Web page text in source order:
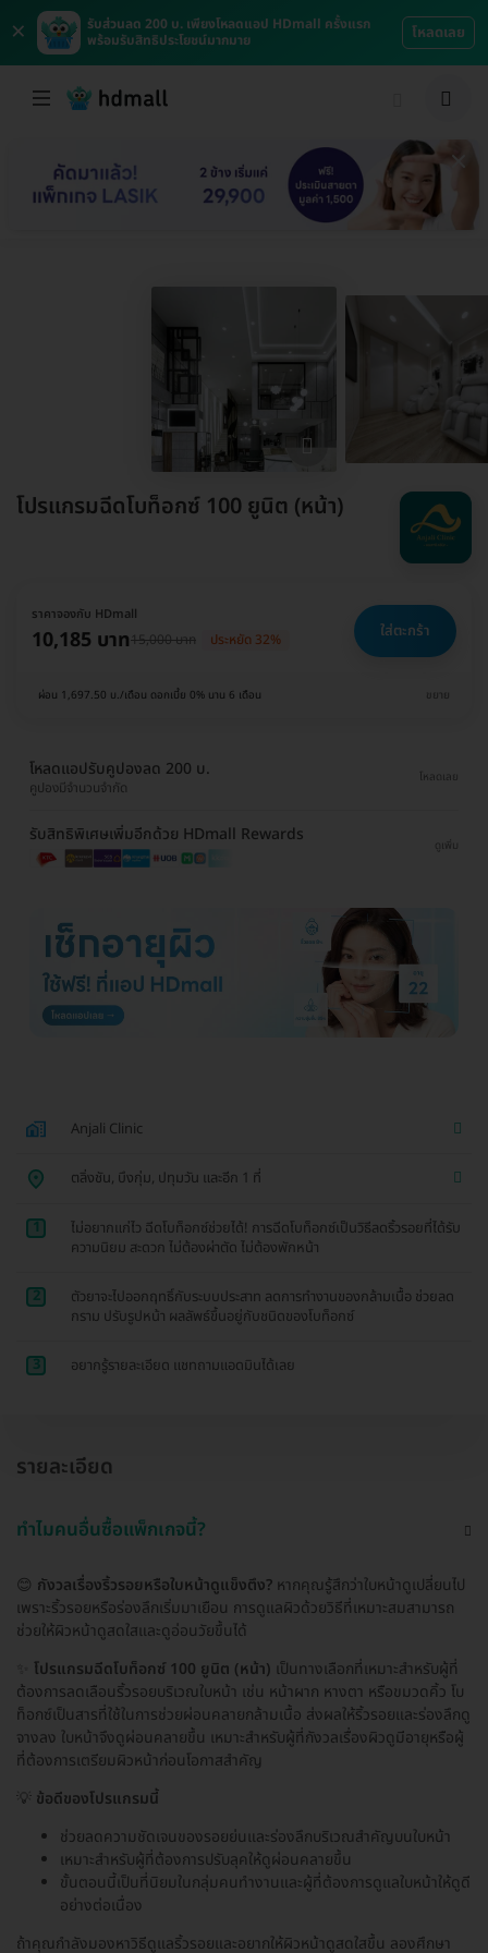
×
รับส่วนลด 200 บ. เพียงโหลดแอป HDmall ครั้งแรก
พร้อมรับสิทธิประโยชน์มากมาย
โหลดเลย
โปรแกรมฉีดโบท็อกซ์ 100 ยูนิต (หน้า)
ราคาจองกับ HDmall
10,185 บาท15,000 บาท ประหยัด 32% ใส่ตะกร้า
ผ่อน 1,697.50 บ./เดือน ดอกเบี้ย 0% นาน 6 เดือน ขยาย
โหลดแอปรับคูปองลด 200 บ.
คูปองมีจำนวนจำกัด
โหลดเลย
รับสิทธิพิเศษเพิ่มอีกด้วย HDmall Rewards
ดูเพิ่ม
Anjali Clinic
ตลิ่งชัน, บึงกุ่ม, ปทุมวัน และอีก 1 ที่
1
ไม่อยากแก่ไว ฉีดโบท็อกซ์ช่วยได้! การฉีดโบท็อกซ์เป็นวิธีลดริ้วรอยที่ได้รับ
ความนิยม สะดวก ไม่ต้องผ่าตัด ไม่ต้องพักหน้า
2
ตัวยาจะไปออกฤทธิ์กับระบบประสาท ลดการทำงานของกล้ามเนื้อ ช่วยลด
กราม ปรับรูปหน้า ผลลัพธ์ขึ้นอยู่กับชนิดของโบท็อกซ์
3 อยากรู้รายละเอียด แชทถามแอดมินได้เลย
รายละเอียด
ทำไมคนอื่นซื้อแพ็กเกจนี้?
😊 กังวลเรื่องริ้วรอยหรือใบหน้าดูแข็งตึง? หากคุณรู้สึกว่าใบหน้าดูเปลี่ยนไป
เพราะริ้วรอยหรือร่องลึกเริ่มมาเยือน การดูแลผิวด้วยวิธีที่เหมาะสมสามารถ
ช่วยให้ผิวหน้าดูสดใสและดูอ่อนวัยขึ้นได้
โปรแกรมฉีดโบท็อกซ์ 100 ยูนิต (หน้า) เป็นทางเลือกที่เหมาะสำหรับผู้ที่
ต้องการลดเลือนริ้วรอยบริเวณใบหน้า เช่น หน้าผาก หางตา หรือขมวดคิ้ว โบ
ท็อกซ์เป็นสารที่ใช้ในการช่วยผ่อนคลายกล้ามเนื้อ ส่งผลให้ริ้วรอยและร่องลึกดู
จางลง ใบหน้าจึงดูผ่อนคลายขึ้น เหมาะสำหรับผู้ที่กังวลเรื่องผิวดูมีอายุหรือผู้
ที่ต้องการเตรียมผิวหน้าก่อนโอกาสสำคัญ
💡 ข้อดีของโปรแกรมนี้
ช่วยลดความชัดเจนของรอยย่นและร่องลึกบริเวณสำคัญบนใบหน้า
เหมาะสำหรับผู้ที่ต้องการปรับลุคให้ดูผ่อนคลายขึ้น
ขั้นตอนนี้เป็นที่นิยมในกลุ่มคนทำงานและผู้ที่ต้องการดูแลใบหน้าให้ดูดี
อย่างต่อเนื่อง
ถ้าคุณกำลังมองหาวิธีดูแลริ้วรอยและอยากให้ผิวหน้าดูสดใสขึ้น ลองศึกษา